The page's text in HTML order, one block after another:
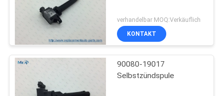
verhandelbar MOQ:Verkäuflich
KONTAKT
90080-19017
Selbstzündspule